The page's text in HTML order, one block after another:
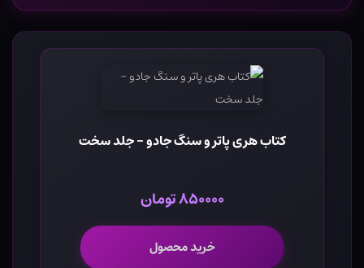
کتاب هری پاتر و سنگ جادو - جلد سخت
۸۵۰۰۰۰ تومان
خرید محصول